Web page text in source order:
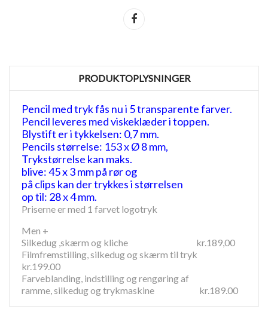
PRODUKTOPLYSNINGER
Pencil med tryk fås nu i 5 transparente farver.
Pencil leveres med viskeklæder i toppen.
Blystift er i tykkelsen: 0,7 mm.
Pencils størrelse: 153 x Ø 8 mm,
Trykstørrelse kan maks.
blive: 45 x 3 mm på rør og
på clips kan der trykkes i størrelsen
op til: 28 x 4 mm.
Priserne er med 1 farvet logotryk
Men +
Silkedug ,skærm og kliche kr.189,00
Filmfremstilling, silkedug og skærm til tryk
kr.199.00
Farveblanding, indstilling og rengøring af
ramme, silkedug og trykmaskine kr.189.00